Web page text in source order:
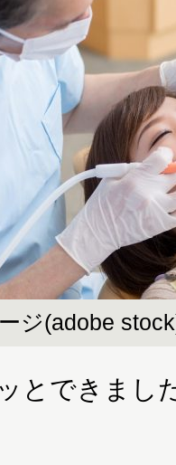
ジ(adobe
とできまし